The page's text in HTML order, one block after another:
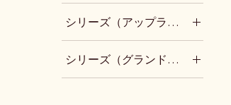
その他色
木目調
艶消し
猫脚
トランスアコースティッ
ク付き
大型譜面台
X支柱
ショールーム展示中
梅郷倉庫展示中
シリーズ（アップライトピアノ）
アップライト：YUSシリ
ーズ(ヤマハ)
アップライト：YUシリー
シリーズ（グランドピアノ）
グランド：Sシリーズ(ヤ